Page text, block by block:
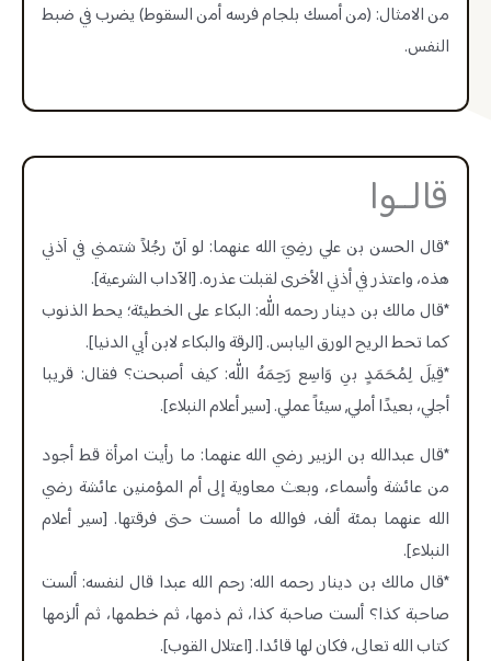
من الامثال: (من أمسك بلجام فرسه أمن السقوط) يضرب في ضبط
النفس.
قالــوا
*قال الحسن بن علي رضِيَ الله عنهما: لو أنّ رجُلاً شتمني في أذني
هذه، واعتذر في أذني الأخرى لقبلت عذره. [الآداب الشرعية].
*قال مالك بن دينار رحمه اللّٰه: البكاء على الخطيئة؛ يحط الذنوب
كما تحط الريح الورق اليابس. [الرقة والبكاء لابن أبي الدنيا].
*قِيلَ لِمُحَمَدٍ بنِ وَاسِع رَحِمَهُ اللّٰه: كيف أصبحت؟ فقال: قريبا
أجلي، بعيدًا أملي, سيئاً عملي. [سير أعلام النبلاء].
*قال عبدالله بن الزبير رضي الله عنهما: ما رأيت امرأة قط أجود
من عائشة وأسماء، وبعث معاوية إلى أم المؤمنين عائشة رضي
الله عنهما بمئة ألف، فوالله ما أمست حتى فرقتها. [سير أعلام
النبلاء].
*قال مالك بن دينار رحمه الله: رحم الله عبدا قال لنفسه: ألست
صاحبة كذا؟ ألست صاحبة كذا، ثم ذمها، ثم خطمها، ثم ألزمها
كتاب الله تعالى، فكان لها قائدا. [اعتلال القوب].